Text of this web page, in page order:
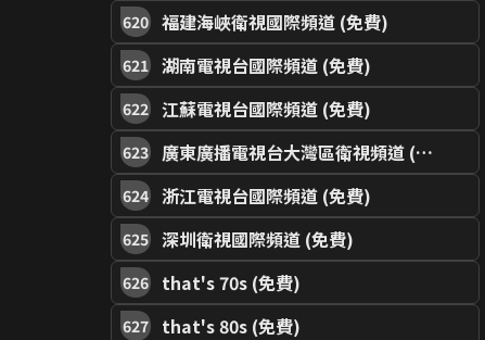
620 福建海峽衛視國際頻道 (免費)
621 湖南電視台國際頻道 (免費)
622 江蘇電視台國際頻道 (免費)
623 廣東廣播電視台大灣區衛視頻道 (免費)
624 浙江電視台國際頻道 (免費)
625 深圳衛視國際頻道 (免費)
626 that's 70s (免費)
627 that's 80s (免費)